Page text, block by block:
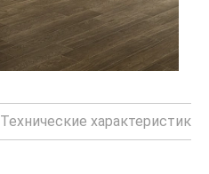
Технические характеристики